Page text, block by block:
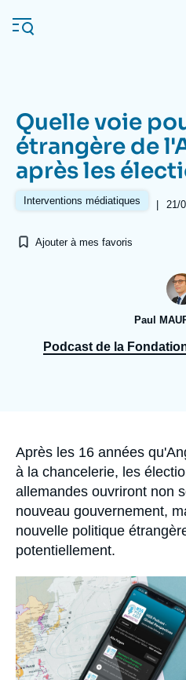
au
contenu
Navigation
principale
L'Ifri
Se
À propos de l'Ifri
Quelle voie
étrangère de
après les
Interventions médiatiques | 21/
Ajouter à mes favoris
Paul
Podcast de la
Accroche
Après les 16 années
à la chancelerie, les
allemandes ouvriront non
nouveau gouvernement,
nouvelle politique
potentiellement.
principale
médiatique